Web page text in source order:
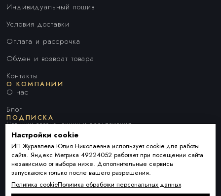
Индивидуальный пошив
Условия доставки
Оплата и рассрочка
Обмен и возврат товара
Контакты
О КОМПАНИИ
О нас
Блог
ПОДПИСКА
Новинки сезона, акции и предложения
Я ДАЮ СОГЛАСИЕ НА ОБРАБОТКУ ПЕРСОНАЛЬНЫХ ДАННЫХ И
СОГЛАШАЮСЬ СПОЛИТИКОЙ ОБРАБОТКИ ПЕРСОНАЛЬНЫХ
ДАННЫХ
Настройки cookie
ИП Журавлева Юлия Николаевна использует cookie для работы
сайта. Яндекс Метрика 49224052 работает при посещении сайта
независимо от выбора ниже. Дополнительные сервисы
запускаются только после вашего разрешения.
Политика cookieПолитика обработки персональных данных